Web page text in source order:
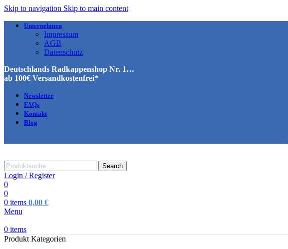
Skip to navigation Skip to main content
Unternehmen
Impressum
AGB
Datenschutz
Deutschlands Radkappenshop Nr. 1…
ab 100€ Versandkostenfrei*
Newsletter
FAQs
Kontakt
Blog
Search
Login / Register
0
0
0 items 0,00 €
Menu
0 items
Produkt Kategorien